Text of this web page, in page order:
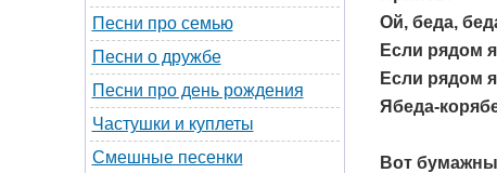
Песни про семью
Песни о дружбе
Песни про день рождения
Частушки и куплеты
Смешные песенки
Ой, беда,
Если рядом
Если рядом
Ябеда-
Вот